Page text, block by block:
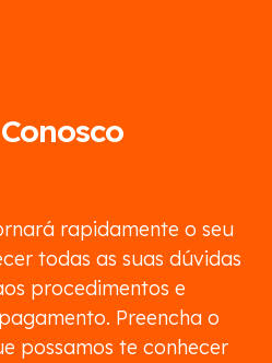
rapidamente o seu
todas as suas dúvidas
procedimentos e
Preencha o
possamos te conhecer